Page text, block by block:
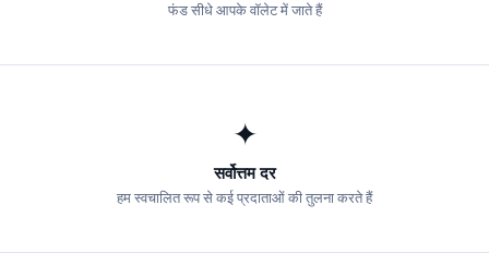
फंड सीधे आपके वॉलेट में जाते हैं
✦
सर्वोत्तम दर
हम स्वचालित रूप से कई प्रदाताओं की तुलना करते हैं